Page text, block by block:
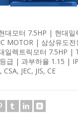
대모터 7.5HP | 현대일
MOTOR | 삼상유도
일렉트릭모터 7.5HP |
급 | 과부하율 1.15 |
JEC, JIS, CE